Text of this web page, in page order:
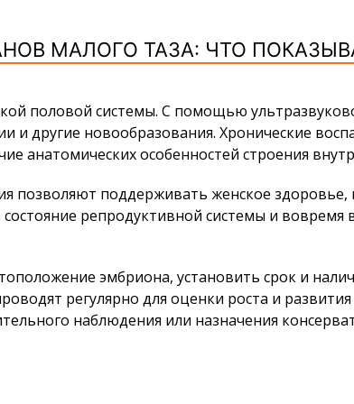
МАЛОГО ТАЗА: ЧТО
половой системы. С помощью
другие новообразования. Хронические
анатомических особенностей строения
позволяют поддерживать женское
репродуктивной системы и
эмбриона, установить срок и
регулярно для оценки роста и
наблюдения или назначения